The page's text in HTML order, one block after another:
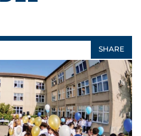
SHARE